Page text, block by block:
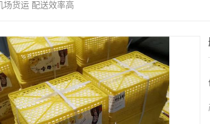
场货运 配送效率高